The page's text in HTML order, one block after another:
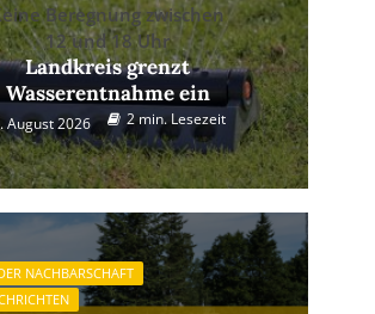
Beregnung zwischen
12 und 18 Uhr
Landkreis grenzt
Wasserentnahme ein
August 2026 2 min. Lesezeit
NACHBARSCHAFT